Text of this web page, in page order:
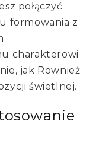
połączyć
formowania z
charakterowi
jak Rownież
świetlnej.